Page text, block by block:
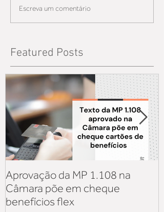
Escreva um comentário
Featured Posts
Aprovação da MP 1.108 na
Câmara põe em cheque
benefícios flex